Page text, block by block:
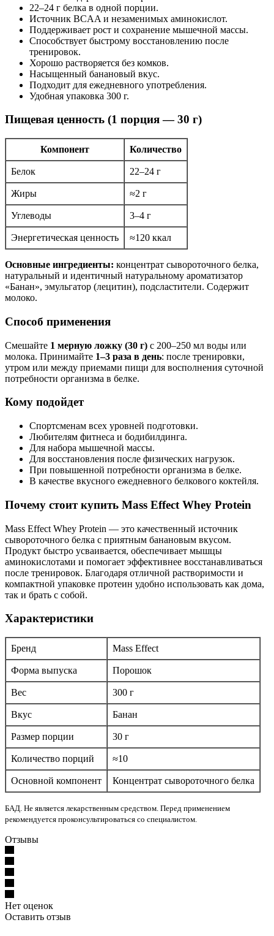
22–24 г белка в одной порции.
Источник BCAA и незаменимых аминокислот.
Поддерживает рост и сохранение мышечной массы.
Способствует быстрому восстановлению после
тренировок.
Хорошо растворяется без комков.
Насыщенный банановый вкус.
Подходит для ежедневного употребления.
Удобная упаковка 300 г.
Пищевая ценность (1 порция — 30 г)
Компонент Количество
Белок 22–24 г
Жиры ≈2 г
Углеводы 3–4 г
Энергетическая ценность ≈120 ккал
Основные ингредиенты: концентрат сывороточного белка,
натуральный и идентичный натуральному ароматизатор
«Банан», эмульгатор (лецитин), подсластители. Содержит
молоко.
Способ применения
Смешайте 1 мерную ложку (30 г) с 200–250 мл воды или
молока. Принимайте 1–3 раза в день: после тренировки,
утром или между приемами пищи для восполнения суточной
потребности организма в белке.
Кому подойдет
Спортсменам всех уровней подготовки.
Любителям фитнеса и бодибилдинга.
Для набора мышечной массы.
Для восстановления после физических нагрузок.
При повышенной потребности организма в белке.
В качестве вкусного ежедневного белкового коктейля.
Почему стоит купить Mass Effect Whey Protein
Mass Effect Whey Protein — это качественный источник
сывороточного белка с приятным банановым вкусом.
Продукт быстро усваивается, обеспечивает мышцы
аминокислотами и помогает эффективнее восстанавливаться
после тренировок. Благодаря отличной растворимости и
компактной упаковке протеин удобно использовать как дома,
так и брать с собой.
Характеристики
Бренд Mass Effect
Форма выпуска Порошок
Вес 300 г
Вкус Банан
Размер порции 30 г
Количество порций ≈10
Основной компонент Концентрат сывороточного белка
БАД. Не является лекарственным средством. Перед применением
рекомендуется проконсультироваться со специалистом.
Отзывы
Нет оценок
Оставить отзыв